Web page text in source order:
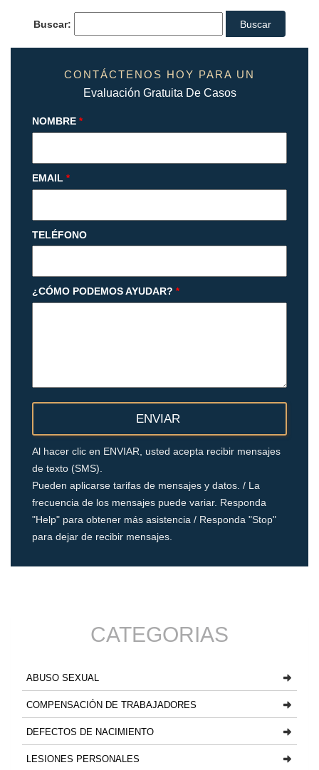
Buscar:
CONTÁCTENOS HOY PARA UN
Evaluación Gratuita De Casos
NOMBRE *
EMAIL *
TELÉFONO
¿CÓMO PODEMOS AYUDAR? *
Al hacer clic en ENVIAR, usted acepta recibir mensajes
de texto (SMS).
Pueden aplicarse tarifas de mensajes y datos. / La
frecuencia de los mensajes puede variar. Responda
"Help" para obtener más asistencia / Responda "Stop"
para dejar de recibir mensajes.
CATEGORIAS
ABUSO SEXUAL
COMPENSACIÓN DE TRABAJADORES
DEFECTOS DE NACIMIENTO
LESIONES PERSONALES